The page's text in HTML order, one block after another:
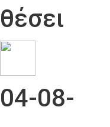
θέσει
04-08-